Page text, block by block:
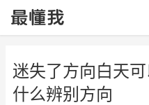
迷失了方向白天
什么辨别方向